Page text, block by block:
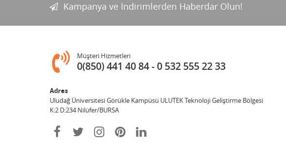
51,92
PRUZON TÜP POMAT
21,50
16,99
Kampanya ve İndirimlerden Haberdar Olun!
Müşteri Hizmetleri
0(850) 441 40 84 0 532 555 22 33
Adres
Uludağ Üniversitesi Görükle Kampüsü ULUTEK Teknoloji Geliştirme Bölgesi
K:2 D:234 Nilüfer/BURSA